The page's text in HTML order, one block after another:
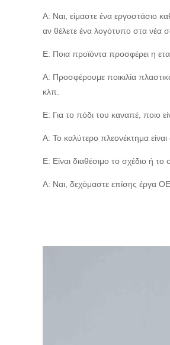
Α: Ναι, είμαστε ένα εργοστάσιο
αν θέλετε ένα λογότυπο στα νέα
Ε: Ποια προϊόντα προσφέρει η
Α: Προσφέρουμε ποικιλία
κλπ.
Ε: Για το πόδι του καναπέ, ποιο
Α: Το καλύτερο πλεονέκτημα
Ε: Είναι διαθέσιμο το σχέδιο ή το
Α: Ναι, δεχόμαστε επίσης έργα